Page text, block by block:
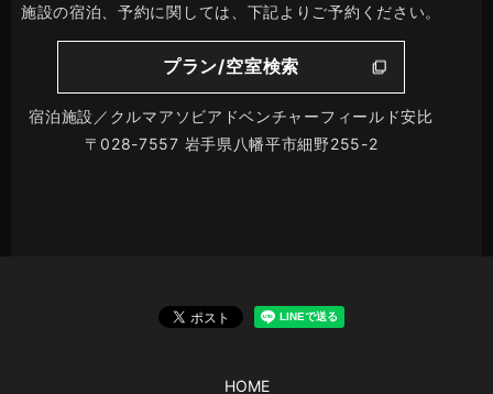
施設の宿泊、予約に関しては、下記よりご予約ください。
プラン/空室検索
宿泊施設／クルマアソビアドベンチャーフィールド安比
〒028-7557 岩手県八幡平市細野255-2
HOME